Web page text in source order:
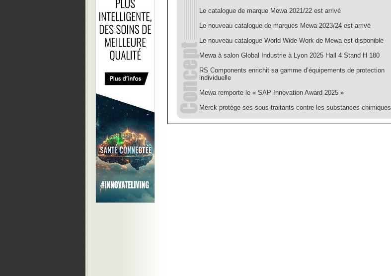
Le catalogue de marque Mewa 2021/22 est arrivé
Le nouveau catalogue de marques Mewa 2023/24 est arrivé
Le nouveau catalogue World Wide Work de Mewa est disponible
Mewa à salon Global Industrie à Lyon 2025 Hall 4 Stand H 180
RS Components enrichit sa gamme d’équipements de protection
individuelle
Mewa remporte le « SAP Innovation Award 2025 »
Merck protège ses sous-traitants contre les substances chimiques